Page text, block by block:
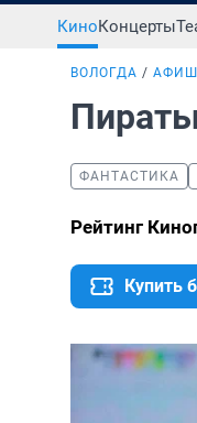
КиноКонцерты
ВОЛОГДА
ФАНТАСТИКА
Рейтинг
Купить